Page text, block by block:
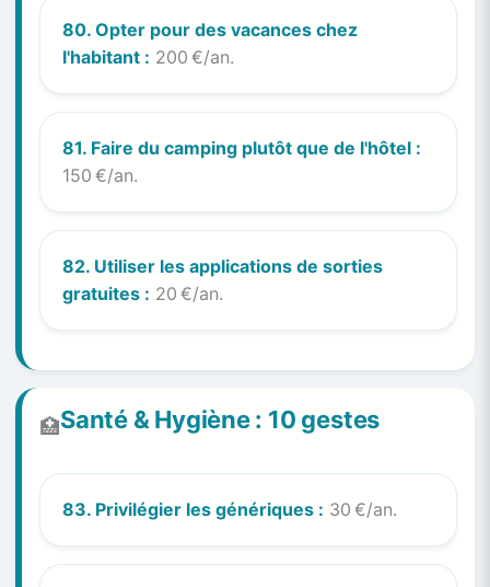
80. Opter pour des vacances chez
l'habitant : 200 €/an.
81. Faire du camping plutôt que de l'hôtel :
150 €/an.
82. Utiliser les applications de sorties
gratuites : 20 €/an.
🏥Santé & Hygiène : 10 gestes
83. Privilégier les génériques : 30 €/an.